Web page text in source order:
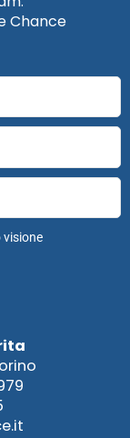
o
d
a
Chance
visione